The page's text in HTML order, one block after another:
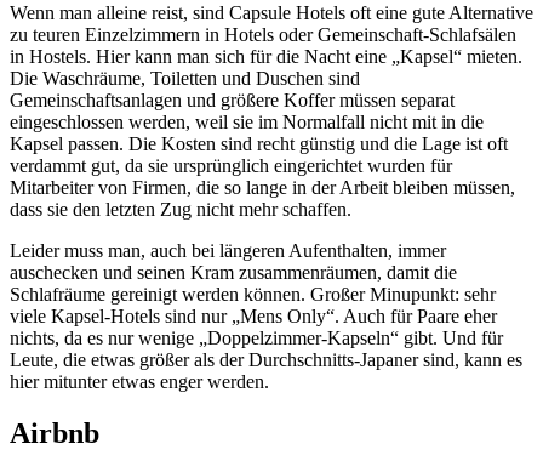
Wenn man alleine reist, sind Capsule Hotels oft eine gute Alternative
zu teuren Einzelzimmern in Hotels oder Gemeinschaft-Schlafsälen
in Hostels. Hier kann man sich für die Nacht eine „Kapsel“ mieten.
Die Waschräume, Toiletten und Duschen sind
Gemeinschaftsanlagen und größere Koffer müssen separat
eingeschlossen werden, weil sie im Normalfall nicht mit in die
Kapsel passen. Die Kosten sind recht günstig und die Lage ist oft
verdammt gut, da sie ursprünglich eingerichtet wurden für
Mitarbeiter von Firmen, die so lange in der Arbeit bleiben müssen,
dass sie den letzten Zug nicht mehr schaffen.
Leider muss man, auch bei längeren Aufenthalten, immer
auschecken und seinen Kram zusammenräumen, damit die
Schlafräume gereinigt werden können. Großer Minupunkt: sehr
viele Kapsel-Hotels sind nur „Mens Only“. Auch für Paare eher
nichts, da es nur wenige „Doppelzimmer-Kapseln“ gibt. Und für
Leute, die etwas größer als der Durchschnitts-Japaner sind, kann es
hier mitunter etwas enger werden.
Airbnb